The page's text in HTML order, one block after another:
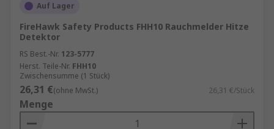
Auf Lager
FireHawk Safety Products FHH10 Rauchmelder Hitze
Detektor
RS Best.-Nr. 123-5777
Herst. Teile-Nr. FHH10
Zwischensumme (1 Stück)
26,31 €(ohne MwSt.) 26,31 €/Stück
Menge